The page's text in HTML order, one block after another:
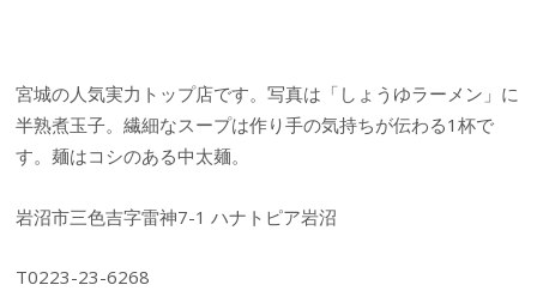
宮城の人気実力トップ店です。写真は「しょうゆラーメン」に
半熟煮玉子。繊細なスープは作り手の気持ちが伝わる1杯で
す。麺はコシのある中太麺。
岩沼市三色吉字雷神7-1 ハナトピア岩沼
T0223-23-6268